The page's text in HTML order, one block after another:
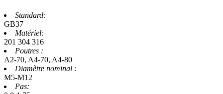
Standard:
GB37
Matériel:
201 304 316
Poutres :
A2-70, A4-70, A4-80
Diamètre nominal :
M5-M12
Pas: